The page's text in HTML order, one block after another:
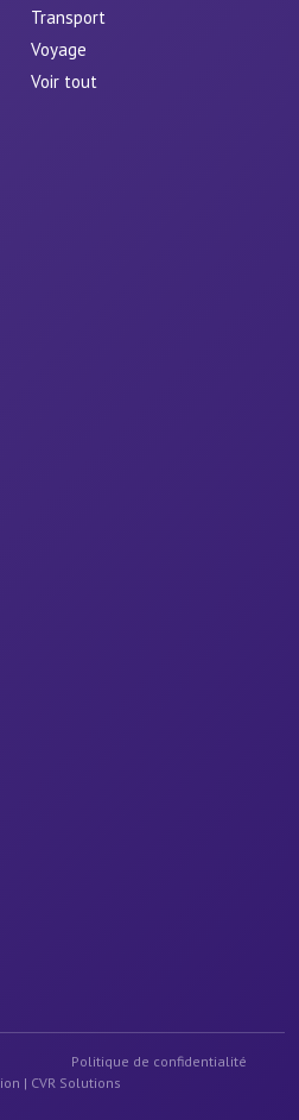
Transport
Voyage
Voir tout
Politique de confidentialité
| CVR Solutions